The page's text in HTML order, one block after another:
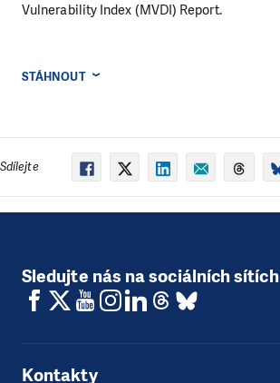
Vulnerability Index (MVDI) Report.
STÁHNOUT
Sdílejte
Sledujte nás na sociálních sítích
Kontakty